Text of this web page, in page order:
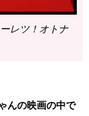
レツ！オトナ
んの映画の中で